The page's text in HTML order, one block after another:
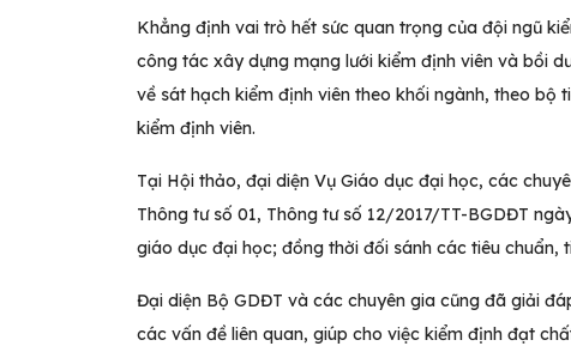
Khẳng định vai trò hết sức quan trọng của đội ngũ
công tác xây dựng mạng lưới kiểm định viên và bồi
về sát hạch kiểm định viên theo khối ngành, theo bộ
kiểm định viên.
Tại Hội thảo, đại diện Vụ Giáo dục đại học, các
Thông tư số 01, Thông tư số 12/2017/TT-BGDĐT
giáo dục đại học; đồng thời đối sánh các tiêu chuẩn,
Đại diện Bộ GDĐT và các chuyên gia cũng đã giải
các vấn đề liên quan, giúp cho việc kiểm định đạt